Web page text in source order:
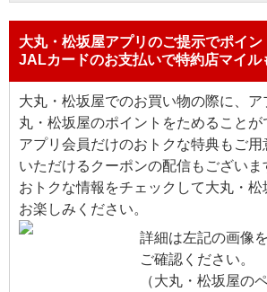
大丸・松坂屋アプリのご提示でポイ
JALカードのお支払いで特約店マイル
大丸・松坂屋でのお買い物の際に、ア
丸・松坂屋のポイントをためることが
アプリ会員だけのおトクな特典もご用
いただけるクーポンの配信もございま
おトクな情報をチェックして大丸・
お楽しみください。
詳細は左記の画像
ご確認ください。
（大丸・松坂屋の